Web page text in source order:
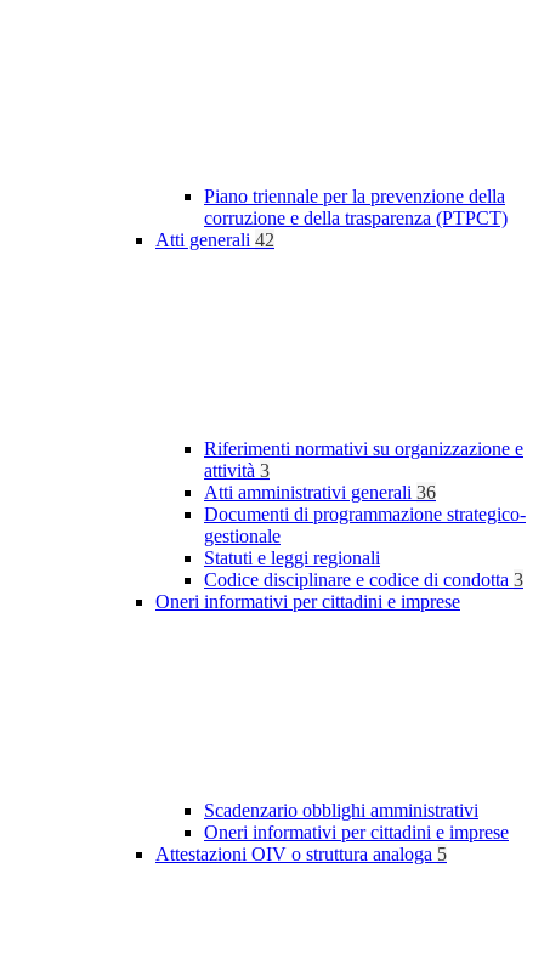
Piano triennale per la prevenzione della
corruzione e della trasparenza (PTPCT)
Atti generali 42
Riferimenti normativi su organizzazione e
attività 3
Atti amministrativi generali 36
Documenti di programmazione strategico-
gestionale
Statuti e leggi regionali
Codice disciplinare e codice di condotta 3
Oneri informativi per cittadini e imprese
Scadenzario obblighi amministrativi
Oneri informativi per cittadini e imprese
Attestazioni OIV o struttura analoga 5